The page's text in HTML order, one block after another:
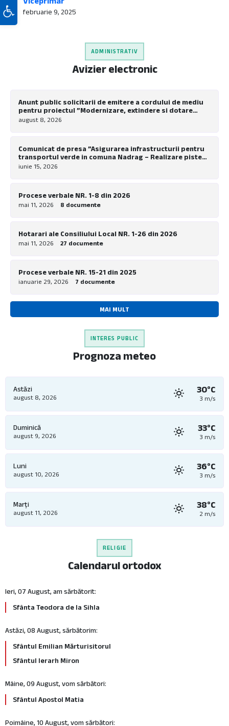
Deschide bara de unelte
februarie 9, 2025
ADMINISTRATIV
Avizier electronic
Anunt public solicitarii de emitere a cordului de mediu
pentru proiectul ”Modernizare, extindere si dotare
tabara de copii Nadrag”
august 8, 2026
Comunicat de presa ”Asigurarea infrastructurii pentru
transportul verde in comuna Nadrag – Realizare piste
pentru biciclete la nivel local”
iunie 15, 2026
Procese verbale NR. 1-8 din 2026
mai 11, 2026 8 documente
Hotarari ale Consiliului Local NR. 1-26 din 2026
mai 11, 2026 27 documente
Procese verbale NR. 15-21 din 2025
ianuarie 29, 2026 7 documente
MAI MULT
INTERES PUBLIC
Prognoza meteo
Astăzi
august 8, 2026
30°C
3 m/s
Duminică
august 9, 2026
33°C
3 m/s
Luni
august 10, 2026
36°C
3 m/s
Marți
august 11, 2026
38°C
2 m/s
RELIGIE
Calendarul ortodox
Ieri, 07 August, am sărbătorit:
Sfânta Teodora de la Sihla
Astăzi, 08 August, sărbătorim:
Sfântul Emilian Mărturisitorul
Sfântul Ierarh Miron
Mâine, 09 August, vom sărbători:
Sfântul Apostol Matia
Poimâine, 10 August, vom sărbători: